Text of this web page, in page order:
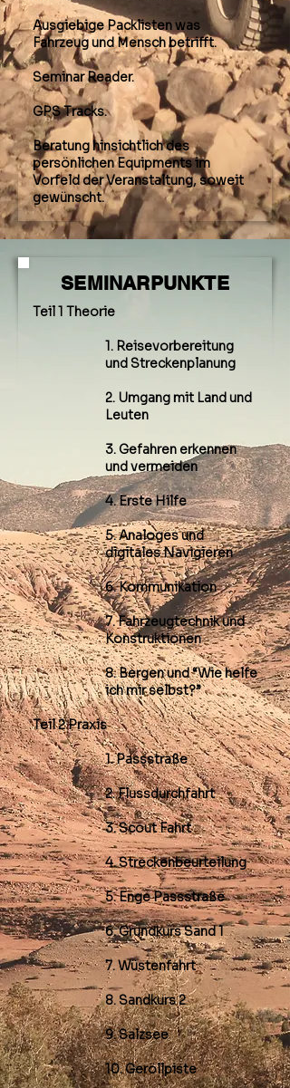
Ausgiebige Packlisten was
Fahrzeug und Mensch betrifft.
Seminar Reader.
GPS Tracks.
Beratung hinsichtlich des
persönlichen Equipments im
Vorfeld der Veranstaltung, soweit
gewünscht.
SEMINARPUNKTE
Teil 1 Theorie
1. Reisevorbereitung
und Streckenplanung
2. Umgang mit Land und
Leuten
3. Gefahren erkennen
und vermeiden
4. Erste Hilfe
5. Analoges und
digitales Navigieren
6. Kommunikation
7. Fahrzeugtechnik und
Konstruktionen
8. Bergen und “Wie helfe
ich mir selbst?”
Teil 2 Praxis
1. Passstraße
2. Flussdurchfahrt
3. Scout Fahrt
4. Streckenbeurteilung
5. Enge Passstraße
6. Grundkurs Sand 1
7. Wüstenfahrt
8. Sandkurs 2
9. Salzsee
10. Geröllpiste